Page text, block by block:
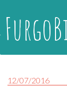
12/07/2016